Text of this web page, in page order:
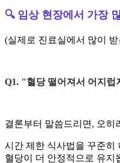
🔍 임상 현장에서 가장
(실제로 진료실에서 많이
Q1. "혈당 떨어져서 어지럽
결론부터 말씀드리면, 오히
시간 제한 식사법을 꾸준히
혈당이 더 안정적으로 유지